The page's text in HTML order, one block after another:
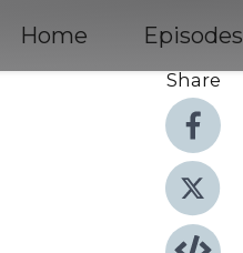
Home Episodes
Share